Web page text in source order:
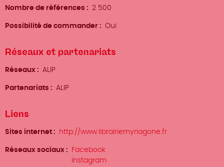
Nombre de références 2 500
Possibilité de commander Oui
Réseaux et partenariats
Réseaux ALIP
Partenariats ALIP
Liens
Sites internet http://www.librairiemyriagone.fr
Réseaux sociaux
Facebook
Instagram